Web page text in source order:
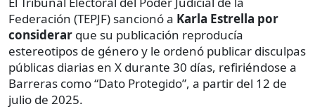
Federación (TEPJF) sancionó a Karla Estrella por
considerar que su publicación reproducía
estereotipos de género y le ordenó publicar disculpas
públicas diarias en X durante 30 días, refiriéndose a
Barreras como “Dato Protegido”, a partir del 12 de
julio de 2025.